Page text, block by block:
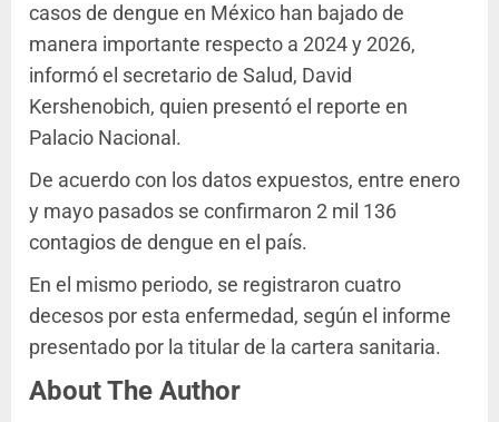
casos de dengue en México han bajado de
manera importante respecto a 2024 y 2026,
informó el secretario de Salud, David
Kershenobich, quien presentó el reporte en
Palacio Nacional.
De acuerdo con los datos expuestos, entre enero
y mayo pasados se confirmaron 2 mil 136
contagios de dengue en el país.
En el mismo periodo, se registraron cuatro
decesos por esta enfermedad, según el informe
presentado por la titular de la cartera sanitaria.
About The Author